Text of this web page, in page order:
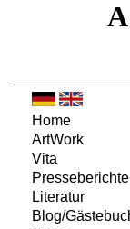
Home
ArtWork
Vita
Presseberichte
Literatur
Blog/